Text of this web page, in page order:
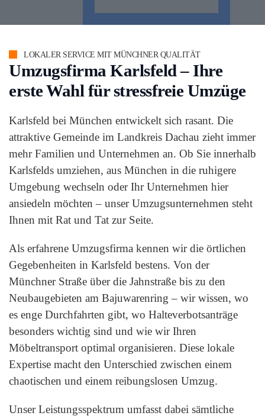
LOKALER SERVICE MIT MÜNCHNER QUALITÄT
Umzugsfirma Karlsfeld – Ihre
erste Wahl für stressfreie Umzüge
Karlsfeld bei München entwickelt sich rasant. Die
attraktive Gemeinde im Landkreis Dachau zieht immer
mehr Familien und Unternehmen an. Ob Sie innerhalb
Karlsfelds umziehen, aus München in die ruhigere
Umgebung wechseln oder Ihr Unternehmen hier
ansiedeln möchten – unser Umzugsunternehmen steht
Ihnen mit Rat und Tat zur Seite.
Als erfahrene Umzugsfirma kennen wir die örtlichen
Gegebenheiten in Karlsfeld bestens. Von der
Münchner Straße über die Jahnstraße bis zu den
Neubaugebieten am Bajuwarenring – wir wissen, wo
es enge Durchfahrten gibt, wo Halteverbotsanträge
besonders wichtig sind und wie wir Ihren
Möbeltransport optimal organisieren. Diese lokale
Expertise macht den Unterschied zwischen einem
chaotischen und einem reibungslosen Umzug.
Unser Leistungsspektrum umfasst dabei sämtliche